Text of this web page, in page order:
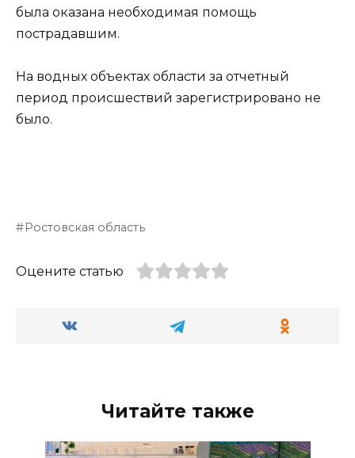
была оказана необходимая помощь
пострадавшим.
На водных объектах области за отчетный
период происшествий зарегистрировано не
было.
Ростовская область
Оцените статью
Читайте также